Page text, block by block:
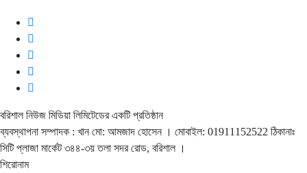
বরিশাল নিউজ মিডিয়া লিমিটেডের একটি প্রতিষ্ঠান
ব্যবস্থাপনা সম্পাদক : খান মো: আমজাদ হোসেন । মোবাইল: 01911152522 ঠিকানাঃ
সিটি প্লাজা মার্কেট ৩৪৪-৩য় তলা সদর রোড, বরিশাল ।
শিরোনাম